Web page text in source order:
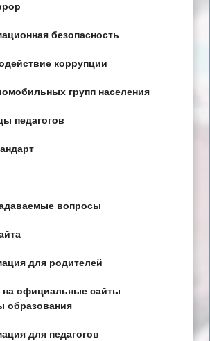
безопасность
коррупции
групп населения
педагогов
вопросы
для родителей
официальные сайты
образования
для педагогов